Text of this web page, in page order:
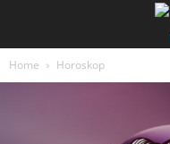
Home Horoskop